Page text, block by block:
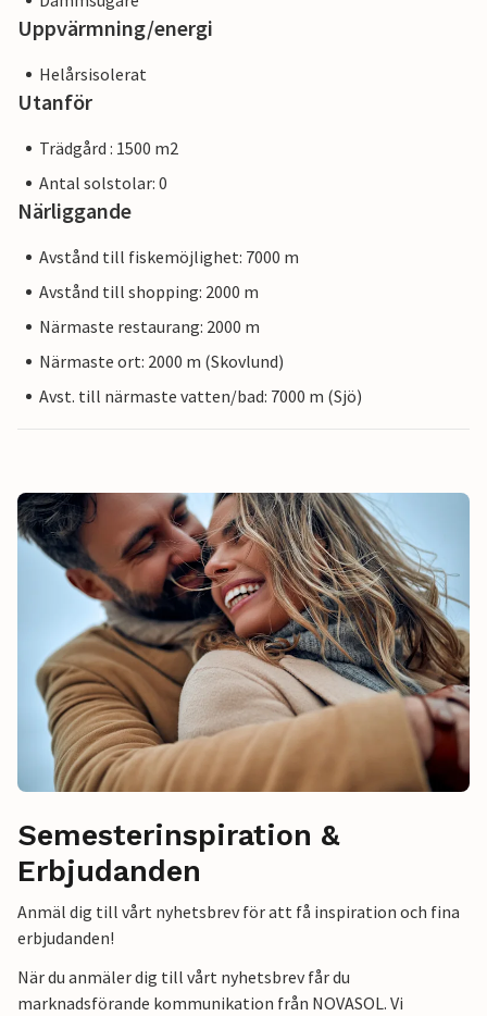
Uppvärmning/energi
Helårsisolerat
Utanför
Trädgård : 1500 m2
Antal solstolar: 0
Närliggande
Avstånd till fiskemöjlighet: 7000 m
Avstånd till shopping: 2000 m
Närmaste restaurang: 2000 m
Närmaste ort: 2000 m (Skovlund)
Avst. till närmaste vatten/bad: 7000 m (Sjö)
Semesterinspiration &
Erbjudanden
Anmäl dig till vårt nyhetsbrev för att få inspiration och fina
erbjudanden!
När du anmäler dig till vårt nyhetsbrev får du
marknadsförande kommunikation från NOVASOL. Vi